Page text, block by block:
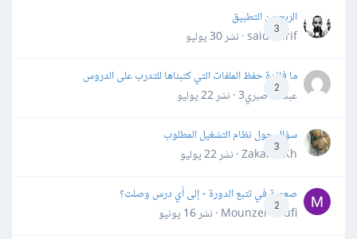
3
الربح من التطبيق
said darif · نشر
30 يوليو
2
ما فائدة حفظ الملفات التي كتبناها للتدرب على الدروس
عبدالله صبري3 · نشر
22 يوليو
3
سؤال حول نظام التشغيل المطلوب
Zakaria Kh · نشر
22 يوليو
2
صعوبة في تتبع الدورة - إلى أي درس وصلت؟
Mounzer Soufi · نشر
16 يونيو